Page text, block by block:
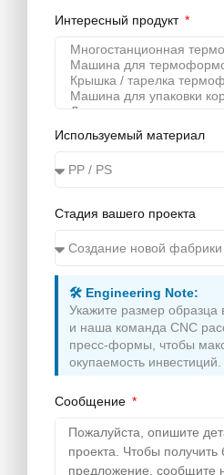
Интересный продукт
Используемый материал
Стадия вашего проекта
🛠️ Engineering Note:
Укажите размер образца
и наша команда CNC
пресс-формы, чтобы
окупаемость инвестиций.
Сообщение